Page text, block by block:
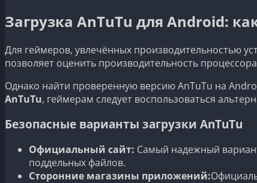
Загрузка AnTuTu для Android:
Для геймеров, увлечённых производительностью
позволяет оценить производительность
Однако найти проверенную версию AnTuTu на
AnTuTu, геймерам следует воспользоваться
Безопасные варианты загрузки AnTuTu
Официальный сайт: Самый надежный
поддельных файлов.
Сторонние магазины приложений: